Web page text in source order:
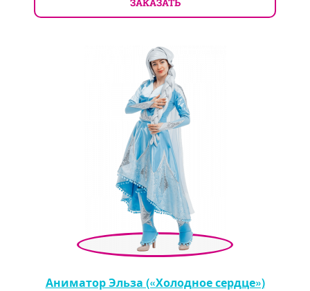
Аниматор Эльза («Холодное сердце»)